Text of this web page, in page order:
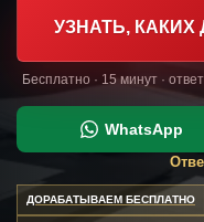
УЗНАТЬ, КАКИХ
Бесплатно · 15 минут ·
WhatsApp
ДОРАБАТЫВАЕМ БЕСПЛАТНО